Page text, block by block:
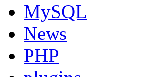
MySQL
News
PHP